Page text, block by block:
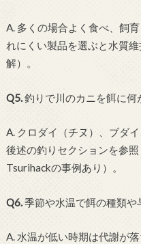
A. 多くの場合よく食べ、飼
れにくい製品を選ぶと水質
解）。
Q5.釣りで川のカニを餌に何
A. クロダイ（チヌ）、ブダ
後述の釣りセクションを参
Tsurihackの事例あり）。
Q6.季節や水温で餌の種類や
A. 水温が低い時期は代謝が